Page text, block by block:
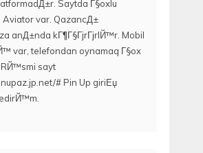
Saytda Г§oxlu
var. QazancД±
anД±nda kГ¶Г§ГјrГјrlЙ™r. Mobil
var, telefondan oynamaq Г§ox
sayt
# Pin Up giriЕџ